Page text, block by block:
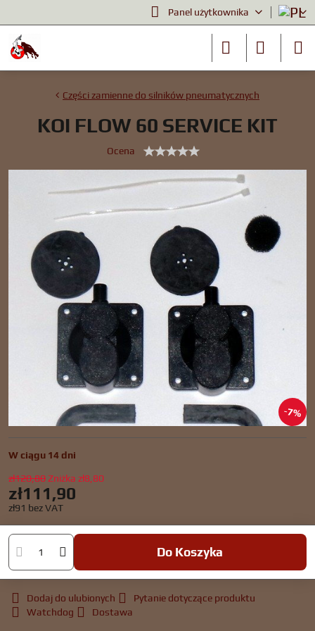
Panel użytkownika
7%
Części zamienne do silników pneumatycznych
KOI FLOW 60 SERVICE KIT
Ocena
W ciągu 14 dni
zł120,80Zniżka zł8,80
zł111,90
zł91 bez VAT
Do Koszyka
Dodaj do ulubionych
Pytanie dotyczące produktu
Watchdog
Dostawa